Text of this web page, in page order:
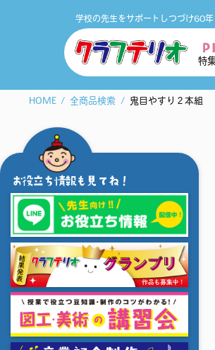
学校の先生をサポートしつづけ60年
特
HOME 全商品検索 鬼目やすり２本組
お役立ち情報も見てね！